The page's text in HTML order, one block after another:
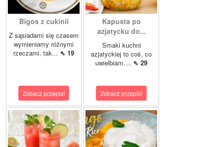
Bigos z cukinii
Z sąsiadami się czasem
wymieniamy różnymi
rzeczami, tak... ⇖ 19
Zobacz przepis!
Kapusta po
azjatycku do...
Smaki kuchni
azjatyckiej to coś, co
uwielbiam.... ⇖ 29
Zobacz przepis!